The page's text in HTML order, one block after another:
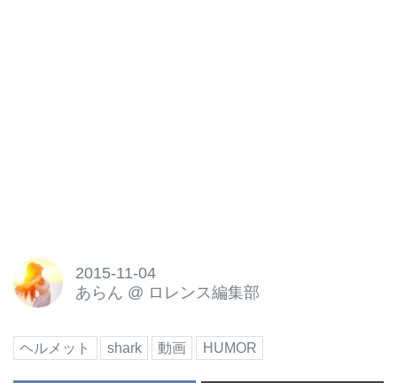
2015-11-04
あらん @ ロレンス編集部
ヘルメット shark 動画 HUMOR